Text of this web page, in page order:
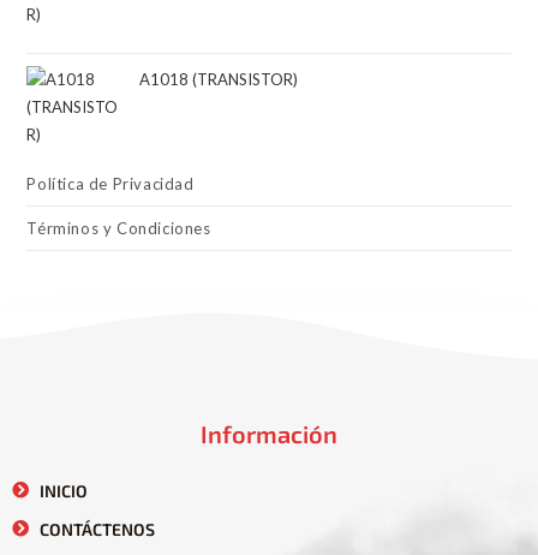
A1018 (TRANSISTOR)
Política de Privacidad
Términos y Condiciones
Información
INICIO
CONTÁCTENOS